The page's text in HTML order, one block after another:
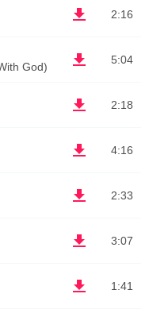
2:16
5:04
God)
2:18
4:16
2:33
3:07
1:41